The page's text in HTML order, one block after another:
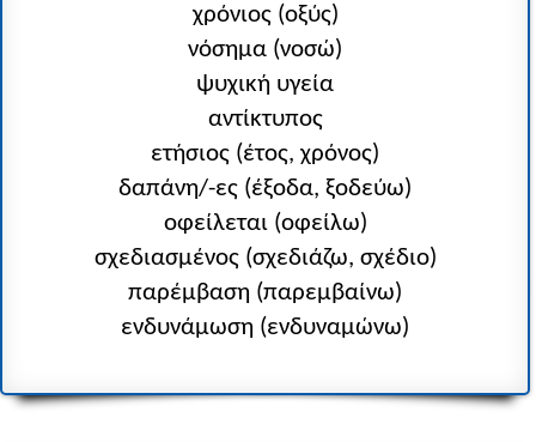
χρόνιος (οξύς)
νόσημα (νοσώ)
ψυχική υγεία
αντίκτυπος
ετήσιος (έτος, χρόνος)
δαπάνη/-ες (έξοδα, ξοδεύω)
οφείλεται (οφείλω)
σχεδιασμένος (σχεδιάζω, σχέδιο)
παρέμβαση (παρεμβαίνω)
ενδυνάμωση (ενδυναμώνω)